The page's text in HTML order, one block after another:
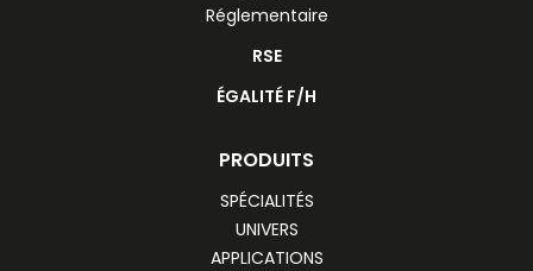
Réglementaire
RSE
ÉGALITÉ F/H
PRODUITS
SPÉCIALITÉS
UNIVERS
APPLICATIONS